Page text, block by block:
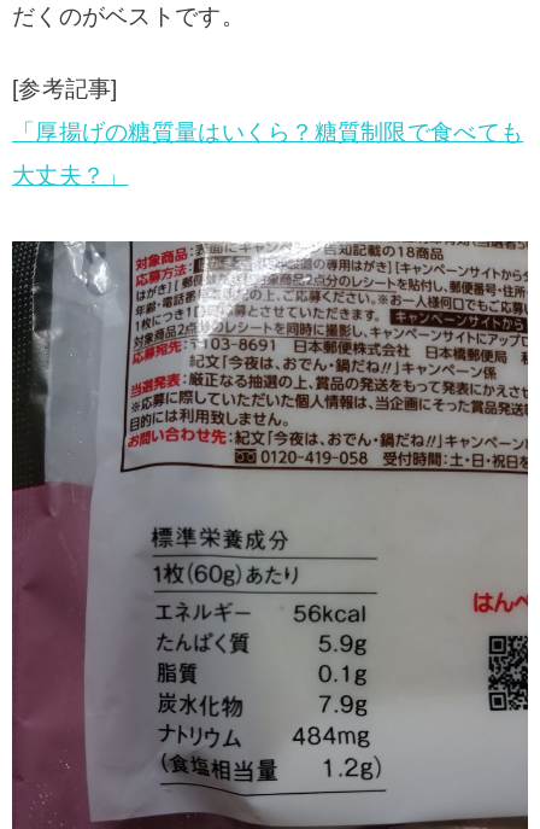
だくのがベストです。
[参考記事]
「厚揚げの糖質量はいくら？糖質制限で食べても
大丈夫？」